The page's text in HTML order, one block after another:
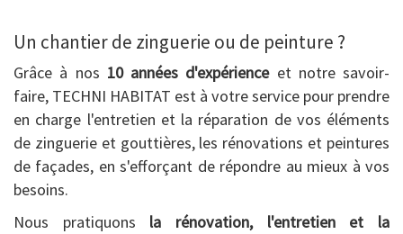
Un chantier de zinguerie ou de peinture ?
Grâce à nos 10 années d'expérienceet notre savoir-
faire, TECHNI HABITAT est à votre service pour prendre
en charge l'entretien et la réparation de vos éléments
de zinguerie et gouttières, les rénovations et peintures
de façades, en s'efforçant de répondre au mieux à vos
besoins.
Nous pratiquons la rénovation, l'entretien et la